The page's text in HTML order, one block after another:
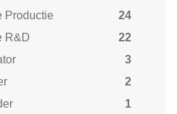
Productie
24
R&D
22
3
2
1